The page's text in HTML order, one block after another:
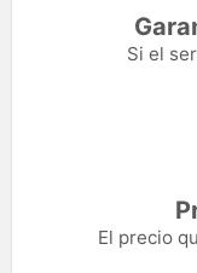
Si el
El precio